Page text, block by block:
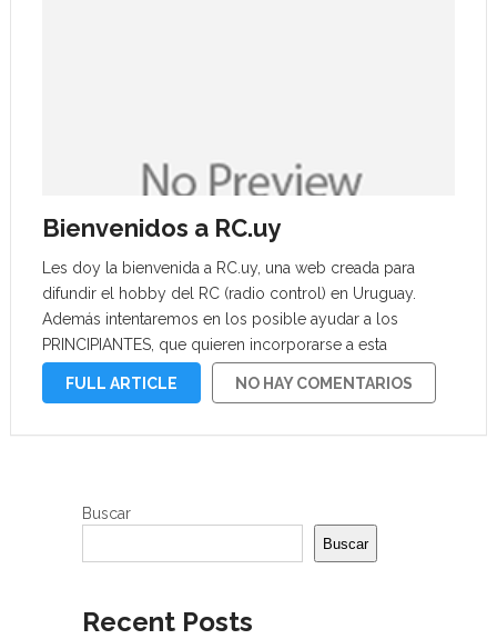
Bienvenidos a RC.uy
Les doy la bienvenida a RC.uy, una web creada para
difundir el hobby del RC (radio control) en Uruguay.
Además intentaremos en los posible ayudar a los
PRINCIPIANTES, que quieren incorporarse a esta
interesante actividad; por lo que para algunos más
FULL ARTICLE NO HAY COMENTARIOS
Buscar
Buscar
Recent Posts